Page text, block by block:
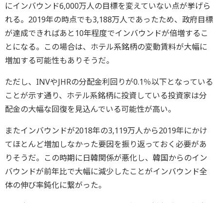
にインバウンド6,000万人の目標を変えていない点が挙げら
れる。2019年の時点でも3,188万人であったため、政府目標
が達成できればあと10年程度でインバウンドが倍増するこ
とになる。この場合は、ホテル系銘柄の変動賃料が大幅に
増加する可能性もありそうだ。
ただし、INVやJHRの分配金利回りが0.1％以下となっている
ことが示す通り、ホテル系銘柄に投資している投資家は分
配金の大幅な回復を見込んでいる可能性が高い。
またインバウンドが2018年の3,119万人から2019年にかけ
てほとんど増加しなかった要因を振り返っておく必要があ
りそうだ。この時期に日韓関係が悪化し、韓国からのイン
バウンドが前年比で大幅に減少したことがインバウンド全
体の伸び率鈍化に繋がった。